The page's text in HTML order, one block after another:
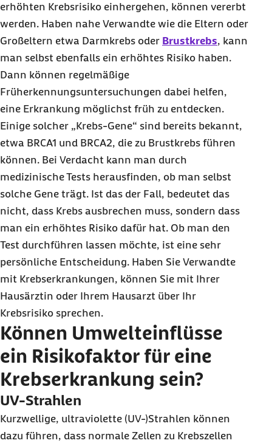
erhöhten Krebsrisiko einhergehen, können vererbt
werden. Haben nahe Verwandte wie die Eltern oder
Großeltern etwa Darmkrebs oder Brustkrebs, kann
man selbst ebenfalls ein erhöhtes Risiko haben.
Dann können regelmäßige
Früherkennungsuntersuchungen dabei helfen,
eine Erkrankung möglichst früh zu entdecken.
Einige solcher „Krebs-Gene“ sind bereits bekannt,
etwa BRCA1 und BRCA2, die zu Brustkrebs führen
können. Bei Verdacht kann man durch
medizinische Tests herausfinden, ob man selbst
solche Gene trägt. Ist das der Fall, bedeutet das
nicht, dass Krebs ausbrechen muss, sondern dass
man ein erhöhtes Risiko dafür hat. Ob man den
Test durchführen lassen möchte, ist eine sehr
persönliche Entscheidung. Haben Sie Verwandte
mit Krebserkrankungen, können Sie mit Ihrer
Hausärztin oder Ihrem Hausarzt über Ihr
Krebsrisiko sprechen.
Können Umwelteinflüsse
ein Risikofaktor für eine
Krebserkrankung sein?
UV-Strahlen
Kurzwellige, ultraviolette (UV-)Strahlen können
dazu führen, dass normale Zellen zu Krebszellen